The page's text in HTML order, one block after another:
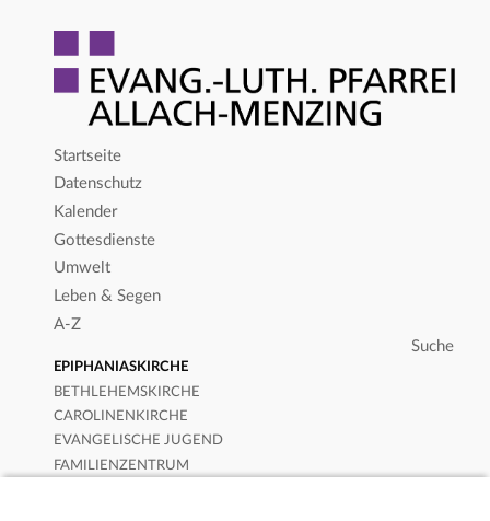
Startseite
Datenschutz
Kalender
Gottesdienste
Umwelt
Leben & Segen
A-Z
EPIPHANIASKIRCHE
BETHLEHEMSKIRCHE
CAROLINENKIRCHE
EVANGELISCHE JUGEND
FAMILIENZENTRUM